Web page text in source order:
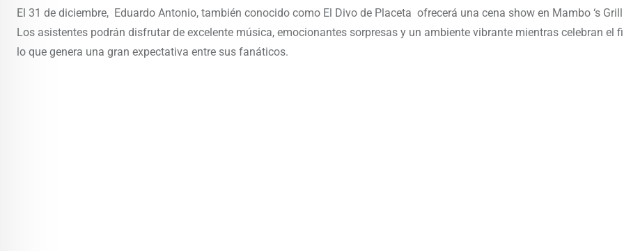
El 31 de diciembre, Eduardo Antonio, también conocido como El Divo de Placeta ofrecerá una cena show en Mambo ‘s
Los asistentes podrán disfrutar de excelente música, emocionantes sorpresas y un ambiente vibrante mientras celebran el
lo que genera una gran expectativa entre sus fanáticos.